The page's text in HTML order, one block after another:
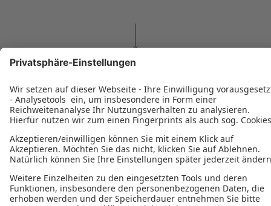
NEWSLETTER ABONNIEREN
Datenschutzerklärung